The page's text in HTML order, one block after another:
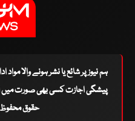
ہم نیوز پر شائع یا نشر ہونے والا
پیشگی اجازت کسی بھی صورت میں
حقوق محفوظ